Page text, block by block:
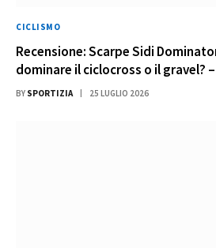
CICLISMO
Recensione: Scarpe Sidi
dominare il ciclocross o il gravel?
BY SPORTIZIA 25 LUGLIO 2026